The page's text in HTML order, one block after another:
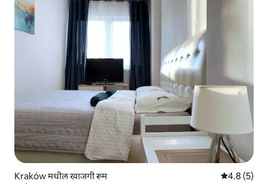
Kraków मधील खाजगी रूम 5 पैकी 4.8
4.8 (5)